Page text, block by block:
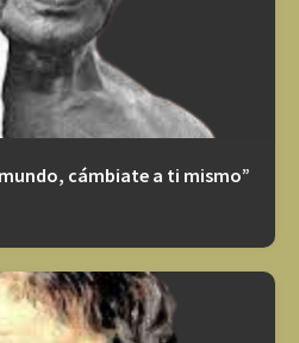
cámbiate a ti mismo”